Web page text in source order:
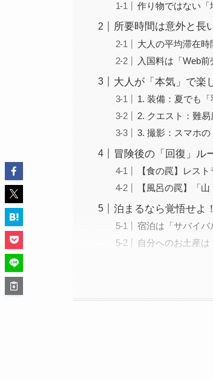
作り物ではない「
所要時間は意外と長
大人の平均滞在時
入国料は「Web
大人が「本気」で楽
1. 装備：夏でも
2. クエスト：難
3. 撮影：スマホ
冒険後の「回復」ル
【食の罠】レス
【風呂の罠】「
泊まるなら覚悟せよ
宿泊は「サバイバ
自分へのお土産は